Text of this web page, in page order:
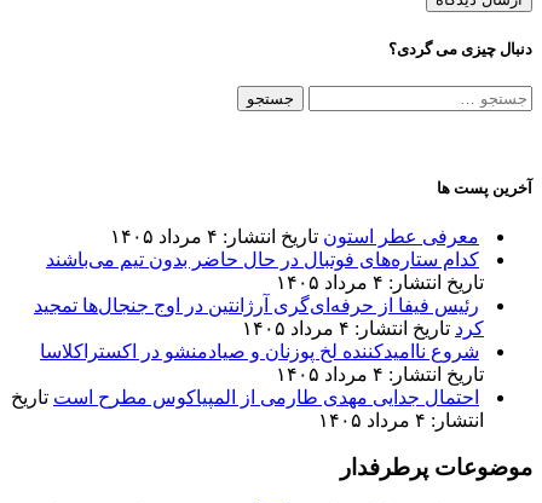
دنبال چیزی می گردی؟
جستجو
آخرین پست ها
معرفی عطر استون تاریخ انتشار: ۴ مرداد ۱۴۰۵
کدام ستاره‌های فوتبال در حال حاضر بدون تیم می‌باشند
تاریخ انتشار: ۴ مرداد ۱۴۰۵
رئیس فیفا از حرفه‌ای‌گری آرژانتین در اوج جنجال‌ها تمجید
کرد تاریخ انتشار: ۴ مرداد ۱۴۰۵
شروع ناامیدکننده لخ پوزنان و صیادمنشو در اکستراکلاسا
تاریخ انتشار: ۴ مرداد ۱۴۰۵
احتمال جدایی مهدی طارمی از المپیاکوس مطرح است تاریخ
انتشار: ۴ مرداد ۱۴۰۵
موضوعات پرطرفدار